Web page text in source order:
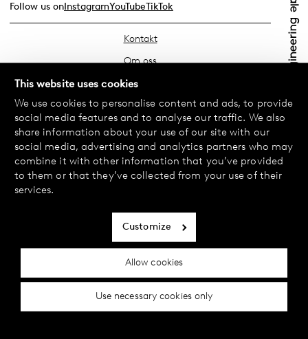
This website uses cookies
We use cookies to personalise content and ads, to provide
social media features and to analyse our traffic. We also
share information about your use of our site with our
social media, advertising and analytics partners who may
combine it with other information that you’ve provided
to them or that they’ve collected from your use of their
services.
Allow cookies
Customize
Use necessary cookies only
Follow us onInstagramYouTubeTikTok
Kontakt
Om oss
Hitta din butik
FAQ
Köpvillkor
Integritetspolicy
Byte & Retur
Cookiepolicy
Cookie inställningar
All rights reserved.